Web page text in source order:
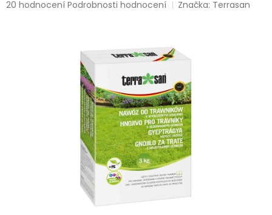
Průměrné
20 hodnocení Podrobnosti hodnocení Značka: Terrasan